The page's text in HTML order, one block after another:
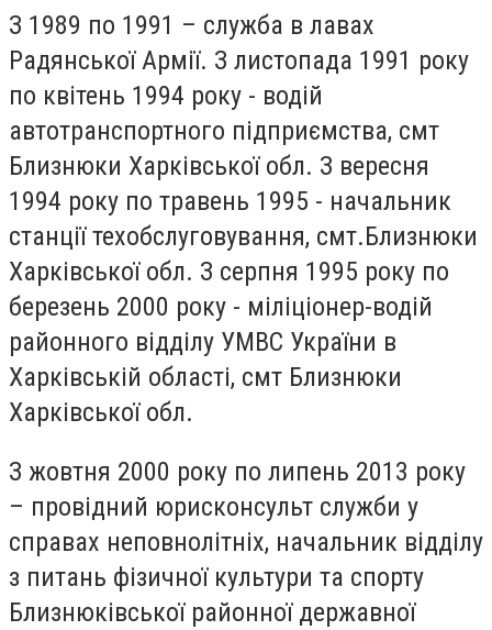
З 1989 по 1991 – служба в лавах
Радянської Армії. З листопада 1991 року
по квітень 1994 року - водій
автотранспортного підприємства, смт
Близнюки Харківської обл. З вересня
1994 року по травень 1995 - начальник
станції техобслуговування, смт.Близнюки
Харківської обл. З серпня 1995 року по
березень 2000 року - міліціонер-водій
районного відділу УМВС України в
Харківській області, смт Близнюки
Харківської обл.
З жовтня 2000 року по липень 2013 року
– провідний юрисконсульт служби у
справах неповнолітніх, начальник відділу
з питань фізичної культури та спорту
Близнюківської районної державної